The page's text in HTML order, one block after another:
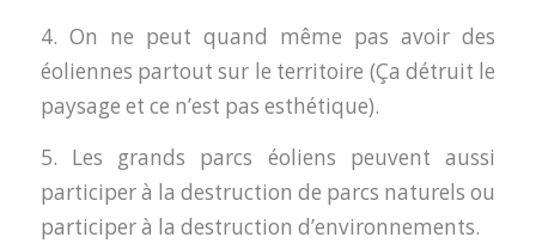
4. On ne peut quand même pas avoir des
éoliennes partout sur le territoire (Ça détruit le
paysage et ce n’est pas esthétique).
5. Les grands parcs éoliens peuvent aussi
participer à la destruction de parcs naturels ou
participer à la destruction d’environnements.